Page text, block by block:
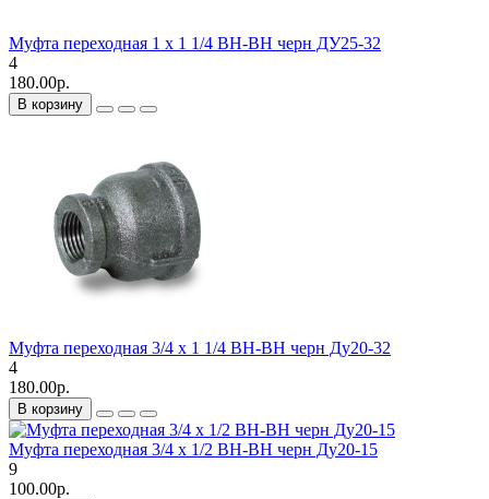
Муфта переходная 1 х 1 1/4 ВН-ВН черн ДУ25-32
4
180.00р.
В корзину
Муфта переходная 3/4 х 1 1/4 ВН-ВН черн Ду20-32
4
180.00р.
В корзину
Муфта переходная 3/4 х 1/2 ВН-ВН черн Ду20-15
9
100.00р.